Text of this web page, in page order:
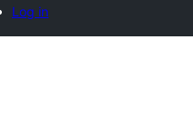
Log in